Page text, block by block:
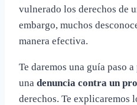
vulnerado los derechos de
embargo, muchos
manera efectiva.
Te daremos una guía paso
una denuncia contra un
derechos. Te explicaremos